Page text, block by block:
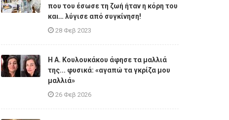
που του έσωσε τη ζωή ήταν η κόρη του
και… λύγισε από συγκίνηση!
28 Φεβ 2023
Η A. Κουλουκάκου άφησε τα μαλλιά
της... φυσικά: «αγαπώ τα γκρίζα μου
μαλλιά»
26 Φεβ 2026